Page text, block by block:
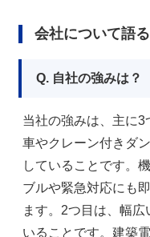
会社について語
Q. 自社の強みは？
当社の強みは、主に
車やクレーン付きダ
していることです。
ブルや緊急対応にも
ます。2つ目は、幅
いることです。建築